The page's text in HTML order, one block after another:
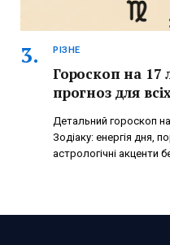
РІЗНЕ
Гороскоп на 17
прогноз для
Детальний гороскоп
Зодіаку: енергія дня,
астрологічні акценти